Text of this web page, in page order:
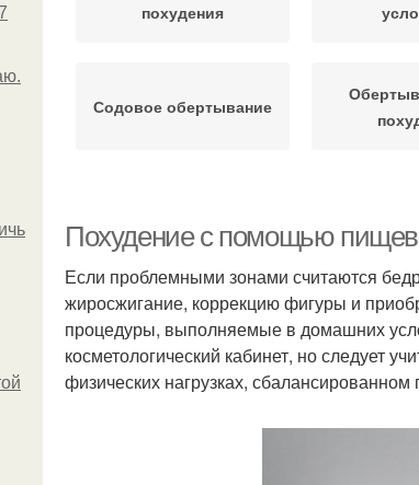
похудения
Содовое обертывание
обертывания
Похудение с помощью
Если проблемными зонами считаются
жиросжигание, коррекцию фигуры и
процедуры, выполняемые в домашних
косметологический кабинет, но следует
физических нагрузках,